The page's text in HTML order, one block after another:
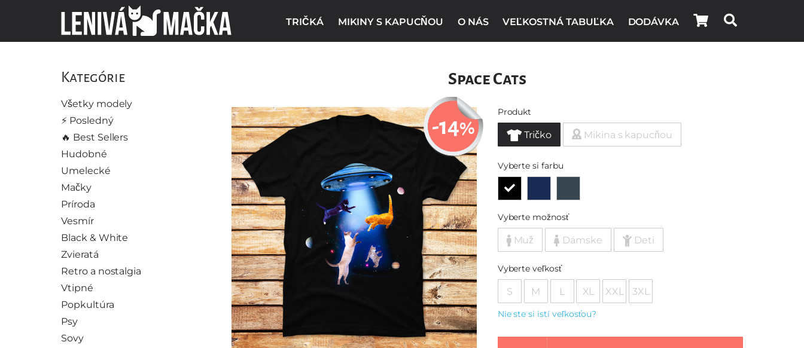
TRIČKÁ MIKINY S KAPUCŇOU O NÁS VEĽKOSTNÁ TABUĽKA DODÁVKA
Kategórie
Všetky modely
⚡️ Posledný
🔥 Best Sellers
Hudobné
Umelecké
Mačky
Príroda
Vesmír
Black & White
Zvieratá
Retro a nostalgia
Vtipné
Popkultúra
Psy
Sovy
Space Cats
-14%
Produkt
Tričko Mikina s kapucňou
Vyberte si farbu
Vyberte možnosť
Muž Dámske Deti
Vyberte veľkosť
S M L XL XXL 3XL
Nie ste si istí veľkosťou?